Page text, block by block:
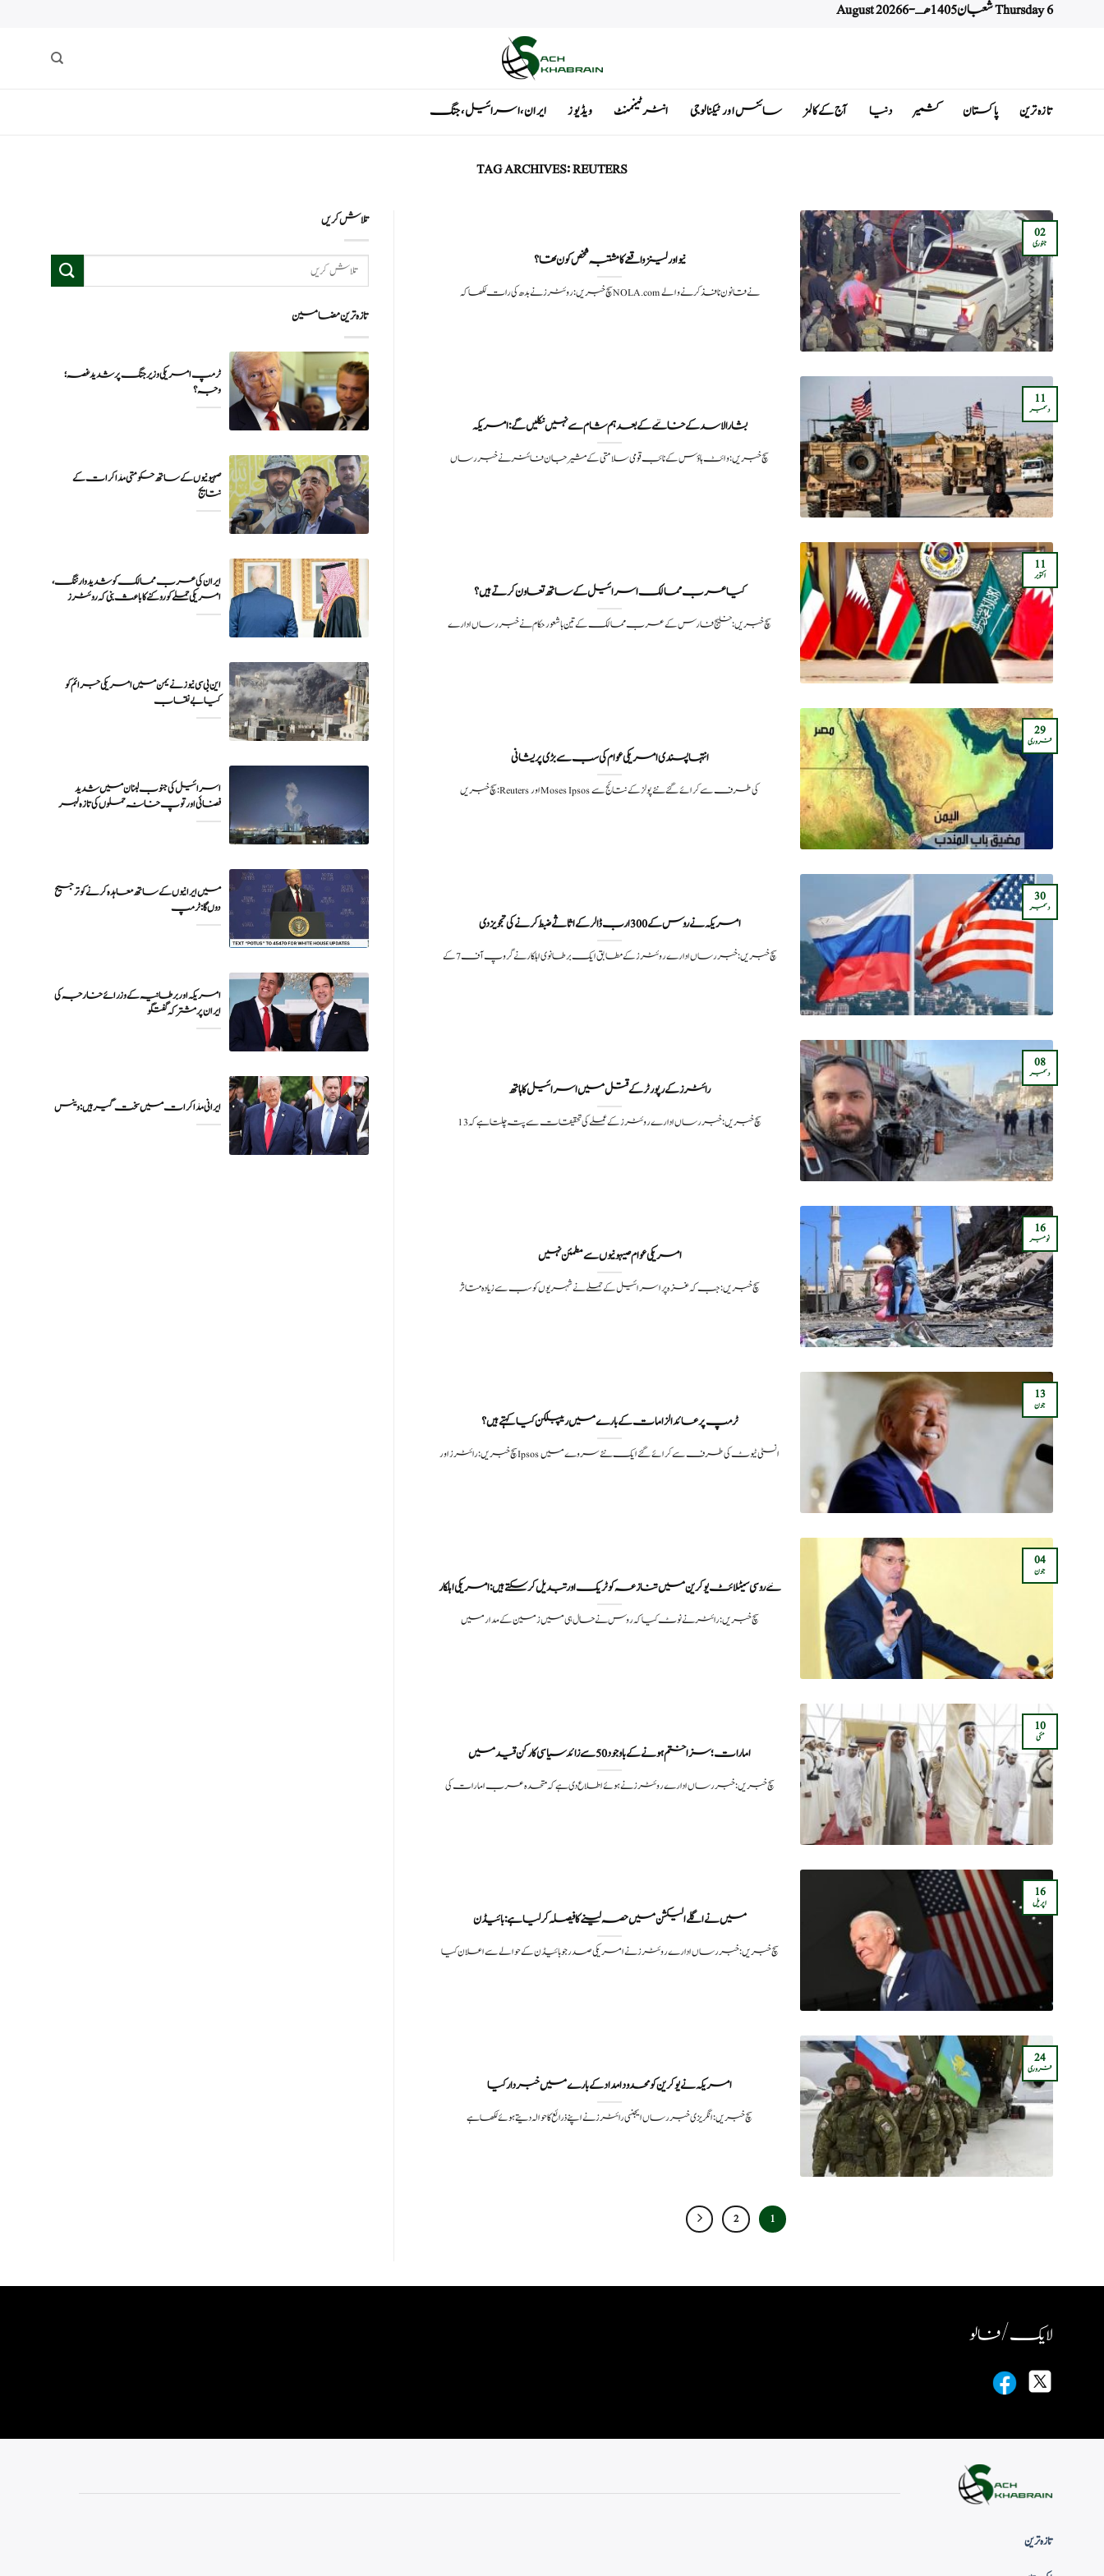
Thursday 6 شعبان 1405 هـ - 6 August 2026
تازہ ترین پاکستان کشمیر دنیا آج کے کالمز سائنس اور ٹیکنالوجی انٹرٹینمنٹ ویڈیوز ایران ، اسرائیل ، جنگ
TAG ARCHIVES:REUTERS
نیو اورلینز واقعے کا مشتبہ شخص کون تھا ؟
سچ خبریں: روئٹرز نے بدھ کی رات لکھا کہ NOLA.com نے قانون نافذ کرنے والے
02
جنوری
بشارالاسد کے خاتمے کے بعد ہم شام سے نہیں نکلیں گے: امریکہ
سچ خبریں: وائٹ ہاؤس کے نائب قومی سلامتی کے مشیر جان فائنر نے خبر رساں
11
دسمبر
کیا عرب ممالک اسرائیل کے ساتھ تعاون کرتے ہیں؟
سچ خبریں: خلیج فارس کے عرب ممالک کے تین باشعور حکام نے خبر رساں ادارے
11
اکتوبر
انتہا پسندی امریکی عوام کی سب سے بڑی پریشانی
سچ خبریں:Reuters اور Moses Ipsos کی طرف سے کرائے گئے نئے پولز کے نتائج سے
29
فروری
امریکہ نے روس کے 300 ارب ڈالر کے اثاثے ضبط کرنے کی تجویز دی
سچ خبریں:خبر رساں ادارے روئٹرز کے مطابق ایک برطانوی اہلکار نے گروپ آف 7 کے
30
دسمبر
رائٹرز کے رپورٹر کے قتل میں اسرائیل کا ہاتھ
سچ خبریں:خبر رساں ادارے روئٹرز کے عملے کی تحقیقات سے پتہ چلتا ہے کہ 13
08
دسمبر
امریکی عوام صیہونیوں سے مطمئن نہیں
سچ خبریں:جب کہ غزہ پر اسرائیل کے حملے نے شہریوں کو سب سے زیادہ متاثر
16
نومبر
ٹرمپ پر عائد الزامات کے بارے میں ریپبلکن کیا کہتے ہیں؟
سچ خبریں:رائٹرز اور Ipsos انسٹی ٹیوٹ کی طرف سے کرائے گئے ایک نئے سروے میں
13
جون
نئے روسی سیٹلائٹ یوکرین میں تنازعہ کو ٹریک اور تبدیل کر سکتے ہیں: امریکی اہلکار
سچ خبریں:رائٹر نے نوٹ کیا کہ روس نے حال ہی میں زمین کے مدار میں
04
جون
امارات؛ سزا ختم ہونے کے باوجود 50 سے زائد سیاسی کارکن قید میں
سچ خبریں:خبر رساں ادارے روئٹرز نے ہوئے اطلاع دی ہے کہ متحدہ عرب امارات کی
10
مئی
میں نے اگلے الیکشن میں حصہ لینے کا فیصلہ کر لیا ہے: بائیڈن
سچ خبریں:خبر رساں ادارے روئٹرز نے امریکی صدر جو بائیڈن کے حوالے سے اعلان کیا
16
اپریل
امریکہ نے یوکرین کو محدود امداد کے بارے میں خبردار کیا
سچ خبریں:انگریزی خبر رساں ایجنسی رائٹرز نے اپنے ذرائع کا حوالہ دیتے ہوئے لکھا ہے
24
فروری
1
2
تلاش کریں
تازہ ترین مضامین
ٹرمپ امریکی وزیر جنگ پر شدید غصہ؛
وجہ ؟
صہیونیوں کے ساتھ حکومتی مذاکرات کے
نتایج
ایران کی عرب ممالک کو شدید وارننگ،
امریکی حملے کو روکنے کا باعث بنی کہ روئٹرز
این بی سی نیوز نے یمن میں امریکی جرائم کو
اسرائیل کی جنوب لبنان میں شدید
فضائی اور توپ خانہ حملوں کی تازہ لہر
میں ایرانیوں کے ساتھ معاہدہ کرنے کو ترجیح
دوں گا : ٹرمپ
امریکہ اور برطانیہ کے وزرائے خارجہ کی
ایران پر مشترکہ گفتگو
ایرانی مذاکرات میں سخت گیر ہیں: وینس
لایک / فالو
تازہ ترین